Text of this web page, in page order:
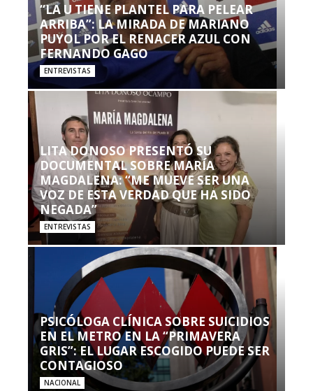
“LA U TIENE PLANTEL PARA PELEAR
ARRIBA”: LA MIRADA DE MARIANO
PUYOL POR EL RENACER AZUL CON
FERNANDO GAGO
ENTREVISTAS
LITA DONOSO PRESENTÓ SU
DOCUMENTAL SOBRE MARÍA
MAGDALENA: “ME MUEVE SER UNA
VOZ DE ESTA VERDAD QUE HA SIDO
NEGADA”
ENTREVISTAS
PSICÓLOGA CLÍNICA SOBRE SUICIDIOS
EN EL METRO EN LA “PRIMAVERA
GRIS”: EL LUGAR ESCOGIDO PUEDE SER
CONTAGIOSO
NACIONAL